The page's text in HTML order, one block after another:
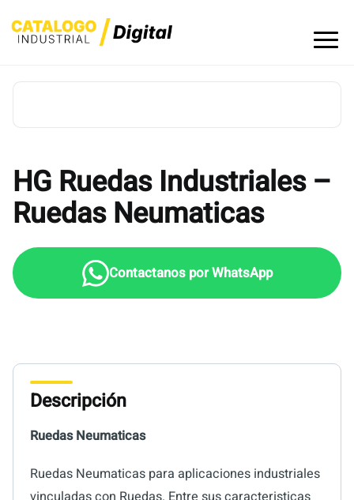
to
HG Ruedas Industriales –
Ruedas Neumaticas
Descripción
Ruedas Neumaticas
Ruedas Neumaticas para aplicaciones industriales